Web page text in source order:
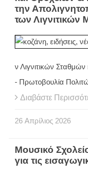
την
των
ν Λιγνιτικών
- Πρωτοβουλία
Διαβάστε
26 Απρίλιος 2026
Μουσικό
για τις